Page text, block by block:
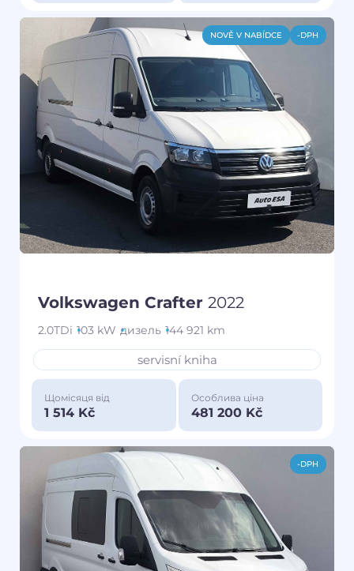
NOVĚ V NABÍDCE -DPH
Volkswagen Crafter 2022
2.0TDi 103 kW дизель 144 921 km
servisní kniha
Щомісяця від
1 514 Kč
Особлива ціна
481 200 Kč
-DPH